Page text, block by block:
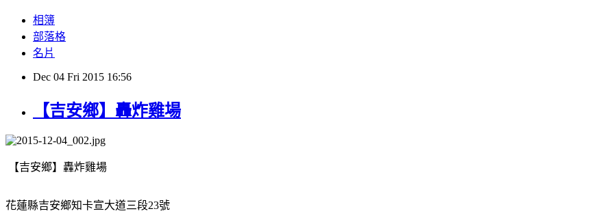
相簿
部落格
名片
Dec 04 Fri 2015 16:56
【吉安鄉】轟炸雞場
【吉安鄉】轟炸雞場
花蓮縣吉安鄉知卡宣大道三段23號